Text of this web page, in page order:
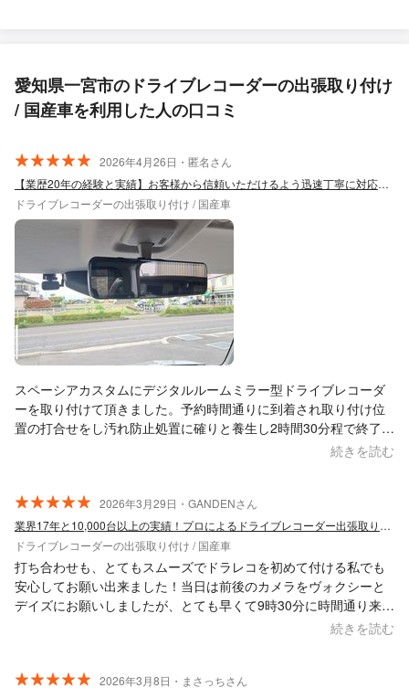
愛知県一宮市のドライブレコーダーの出張取り付け
/ 国産車を利用した人の口コミ
2026年4月26日・匿名さん
【業歴20年の経験と実績】お客様から信頼いただけるよう迅速丁寧に対応します！
ドライブレコーダーの出張取り付け / 国産車
スペーシアカスタムにデジタルルームミラー型ドライブレコーダ
ーを取り付けて頂きました。予約時間通りに到着され取り付け位
置の打合せをし汚れ防止処置に確りと養生し2時間30分程で終了し
ました。配線も綺麗に隠され確りと固定されとても満足していま
した。
続きを読む
2026年3月29日・GANDENさん
業界17年と10,000台以上の実績！プロによるドライブレコーダー出張取り付け
ドライブレコーダーの出張取り付け / 国産車
打ち合わせも、とてもスムーズでドラレコを初めて付ける私でも
安心してお願い出来ました！当日は前後のカメラをヴォクシーと
デイズにお願いしましたが、とても早くて9時30分に時間通り来ら
れて2時間くらいで丁寧に説明までしてくださり完了でした。 車
続きを読む
2026年3月8日・まさっちさん